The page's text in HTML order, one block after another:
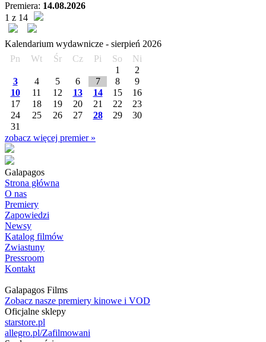
Premiera: 14.08.2026
1 z 14
Kalendarium wydawnicze - sierpień 2026
Pn
Wt Śr Cz Pi So
Ni
1
2
3
4 5 6 7 8
9
10
11 12 13 14 15
16
17
18 19 20 21 22
23
24
25 26 27 28 29
30
31
zobacz więcej premier »
Galapagos
Strona główna
O nas
Premiery
Zapowiedzi
Newsy
Katalog filmów
Zwiastuny
Pressroom
Kontakt
Galapagos Films
Zobacz nasze premiery kinowe i VOD
Oficjalne sklepy
starstore.pl
allegro.pl/Zafilmowani